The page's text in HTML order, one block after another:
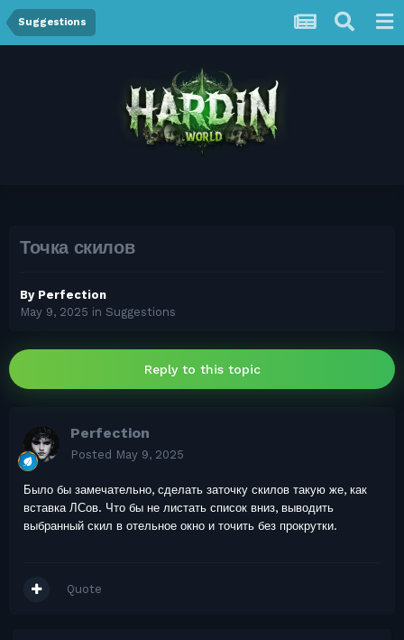
Suggestions
Точка скилов
By Perfection
May 9, 2025 in Suggestions
Reply to this topic
Perfection
Posted May 9, 2025
Было бы замечательно, сделать заточку скилов такую же, как
вставка ЛСов. Что бы не листать список вниз, выводить
выбранный скил в отельное окно и точить без прокрутки.
Quote